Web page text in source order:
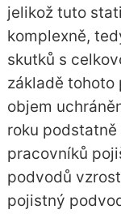
jelikož tuto
komplexně,
skutků s
základě tohoto
objem
roku
pracovníků
podvodů
pojistný